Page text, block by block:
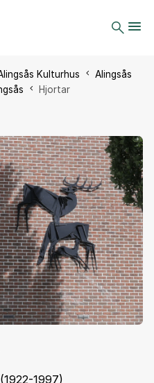
Kulturhus
Alingsås
Hjortar
1997)